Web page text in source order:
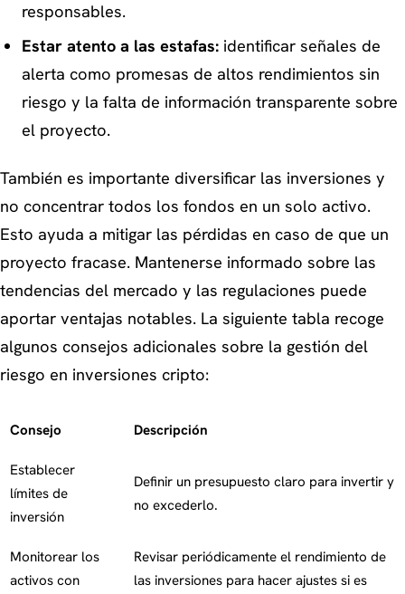
responsables.
Estar atento a las estafas:identificar señales de
alerta como promesas de altos rendimientos sin
riesgo y la falta de información transparente sobre
el proyecto.
También es importante diversificar las inversiones y
no concentrar todos los fondos en un solo activo.
Esto ayuda a mitigar las pérdidas en caso de que un
proyecto fracase. Mantenerse informado sobre las
tendencias del mercado y las regulaciones puede
aportar ventajas notables. La siguiente tabla recoge
algunos consejos adicionales sobre la gestión del
riesgo en inversiones cripto:
Consejo Descripción
Establecer
límites de
inversión
Definir un presupuesto claro para invertir y
no excederlo.
Monitorear los
activos con
Revisar periódicamente el rendimiento de
las inversiones para hacer ajustes si es